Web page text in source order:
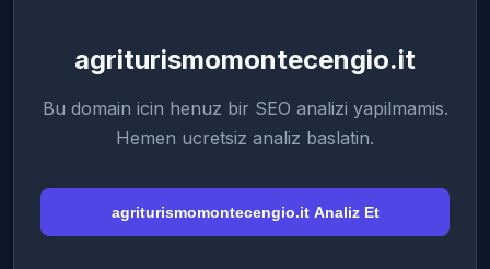
agriturismomontecengio.it
Bu domain icin henuz bir SEO analizi yapilmamis.
Hemen ucretsiz analiz baslatin.
agriturismomontecengio.it Analiz Et